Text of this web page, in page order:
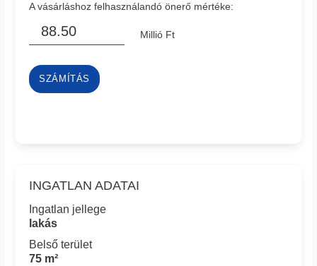
A vásárláshoz felhasználandó önerő mértéke:
Millió Ft
SZÁMÍTÁS
INGATLAN ADATAI
Ingatlan jellege
lakás
Belső terület
75 m²